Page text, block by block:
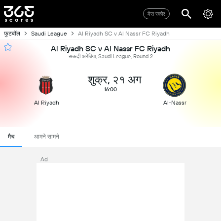
मेरा स्कोर
फुटबॉल Saudi League Al Riyadh SC v Al Nassr FC Riyadh
Al Riyadh SC v Al Nassr FC Riyadh
सऊदी अरेबिया, Saudi League, Round 2
Al Riyadh
शुक्र, २१ अग
16:00
Al-Nassr
मैच आमने सामने
Ad